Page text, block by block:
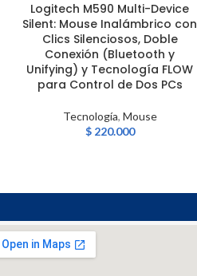
LEER MÁS
Logitech M590 Multi-Device
Silent: Mouse Inalámbrico con
Clics Silenciosos, Doble
Conexión (Bluetooth y
Unifying) y Tecnología FLOW
para Control de Dos PCs
Tecnología, Mouse
$220.000